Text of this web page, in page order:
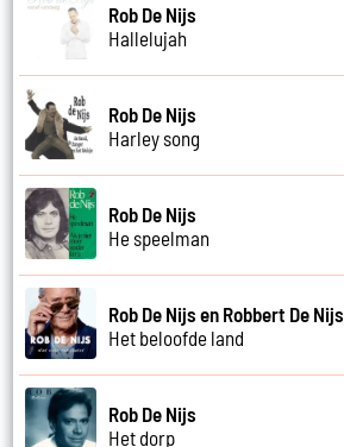
Rob De Nijs
Hallelujah
Rob De Nijs
Harley song
Rob De Nijs
He speelman
Rob De Nijs en Robbert De Nijs
Het beloofde land
Rob De Nijs
Het dorp